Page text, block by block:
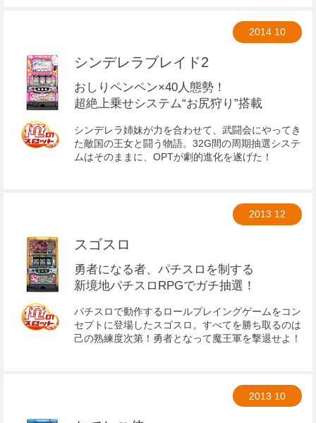
シンデレラブレイド2
おしりペンペン×40人態勢！
超絶上乗せシステム“お尻狩り”搭載
2014 10
シンデレラ姉妹が力を合わせて、武闘会にやってき
た敵国の王女と闘う物語。32G間の周期抽選システ
ムはそのままに、OPTが劇的進化を遂げた！
スゴスロ
勇者になる者、パチスロを制する
新境地パチスロRPGでガチ抽選！
2013 12
パチスロで動作するロールプレイングゲームをコン
セプトに登場したスゴスロ。すべてを勝ち取るのは
己の熟練度次第！勇者となって魔王軍を撃退せよ！
2013 10